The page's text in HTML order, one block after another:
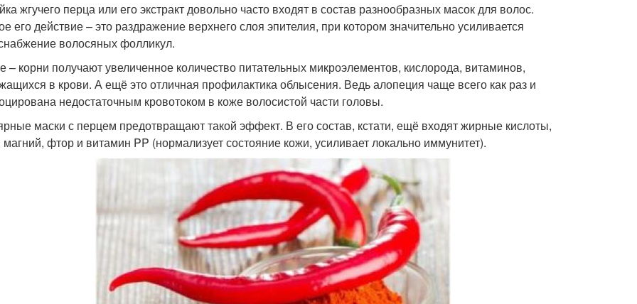
жгучего перца или его экстракт довольно часто входят в состав разнообразных масок для волос.
его действие – это раздражение верхнего слоя эпителия, при котором значительно усиливается
волосяных фолликул.
– корни получают увеличенное количество питательных микроэлементов, кислорода, витаминов,
в крови. А ещё это отличная профилактика облысения. Ведь алопеция чаще всего как раз и
недостаточным кровотоком в коже волосистой части головы.
маски с перцем предотвращают такой эффект. В его состав, кстати, ещё входят жирные кислоты,
магний, фтор и витамин PP (нормализует состояние кожи, усиливает локально иммунитет).